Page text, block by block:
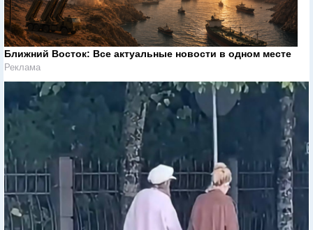
Ближний Восток: Все актуальные новости в одном месте
Реклама